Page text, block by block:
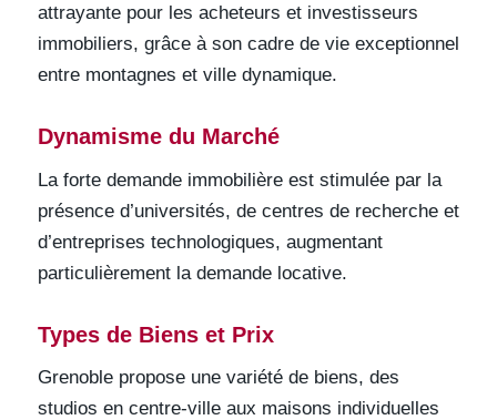
attrayante pour les acheteurs et investisseurs
immobiliers, grâce à son cadre de vie exceptionnel
entre montagnes et ville dynamique.
Dynamisme du Marché
La forte demande immobilière est stimulée par la
présence d’universités, de centres de recherche et
d’entreprises technologiques, augmentant
particulièrement la demande locative.
Types de Biens et Prix
Grenoble propose une variété de biens, des
studios en centre-ville aux maisons individuelles